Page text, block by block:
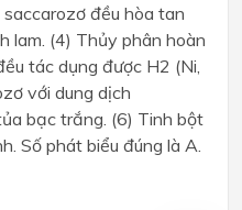
đều hòa tan
lam. (4) Thủy phân hoàn
tác dụng được H2 (Ni,
với dung dịch
bạc trắng. (6) Tinh bột
Số phát biểu đúng là A.